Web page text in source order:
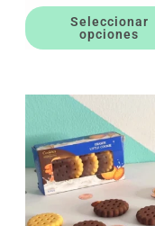
Seleccionar
opciones